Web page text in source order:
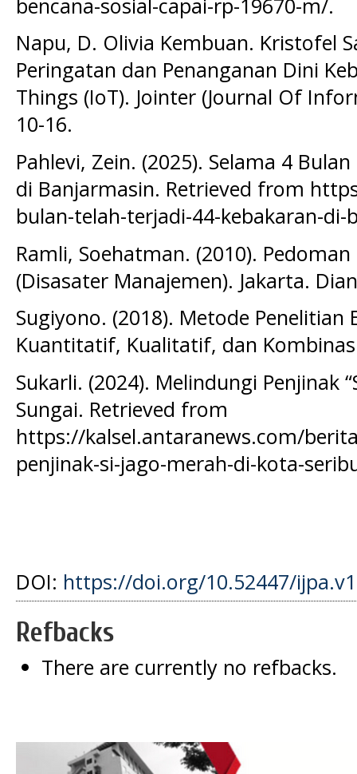
Napu, D. Olivia Kembuan. Kristofel
Peringatan dan Penanganan Dini
Things (IoT). Jointer (Journal Of
10-16.
Pahlevi, Zein. (2025). Selama 4
di Banjarmasin. Retrieved from
bulan-telah-terjadi-44-kebakaran-
Ramli, Soehatman. (2010).
(Disasater Manajemen). Jakarta.
Sugiyono. (2018). Metode Penelitian
Kuantitatif, Kualitatif, dan
Sukarli. (2024). Melindungi Penjinak
Sungai. Retrieved from
https://kalsel.antaranews.com/
penjinak-si-jago-merah-di-kota-
DOI: https://doi.org/10.52447/
Refbacks
There are currently no refbacks.